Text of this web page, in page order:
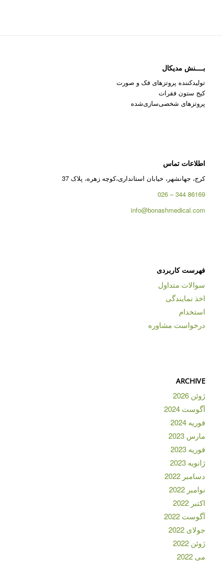
بــــنش مدیکال
تولیدکننده پروتزهای فک و صورت
کیج ستون فقرات
پروتزهای شخصی‌سازی‌شده
اطلاعات تماس
کرج، جهانشهر، خیابان استانداری،کوچه زهره، پلاک 37
86169 344 – 026
info@bonashmedical.com
فهرست کاربردی
سوالات متداول
اخذ نمایندگی
استخدام
درخواست مشاوره
ARCHIVE
ژوئن 2026
آگوست 2024
فوریه 2024
مارس 2023
فوریه 2023
ژانویه 2023
دسامبر 2022
نوامبر 2022
اکتبر 2022
آگوست 2022
جولای 2022
ژوئن 2022
می 2022